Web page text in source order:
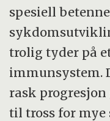
spesiell
trolig tyder på
immunsystem.
rask
til tross for mye